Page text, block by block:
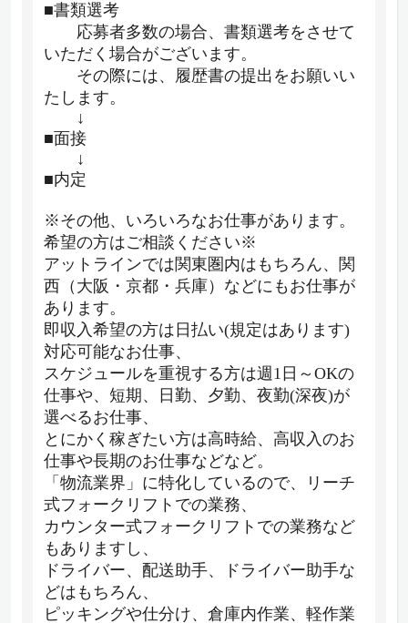
■書類選考
応募者多数の場合、書類選考をさせて
いただく場合がございます。
その際には、履歴書の提出をお願いい
たします。
↓
■面接
↓
■内定
※その他、いろいろなお仕事があります。
希望の方はご相談ください※
アットラインでは関東圏内はもちろん、関
西（大阪・京都・兵庫）などにもお仕事が
あります。
即収入希望の方は日払い(規定はあります)
対応可能なお仕事、
スケジュールを重視する方は週1日～OKの
仕事や、短期、日勤、夕勤、夜勤(深夜)が
選べるお仕事、
とにかく稼ぎたい方は高時給、高収入のお
仕事や長期のお仕事などなど。
「物流業界」に特化しているので、リーチ
式フォークリフトでの業務、
カウンター式フォークリフトでの業務など
もありますし、
ドライバー、配送助手、ドライバー助手な
どはもちろん、
ピッキングや仕分け、倉庫内作業、軽作業